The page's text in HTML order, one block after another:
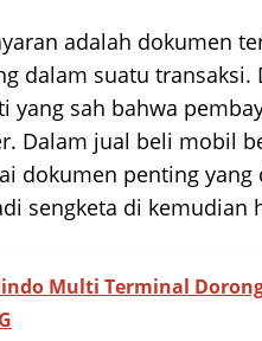
adalah dokumen
dalam suatu
yang sah bahwa
Dalam jual beli mobil
dokumen penting
sengketa di kemudian
Multi Terminal